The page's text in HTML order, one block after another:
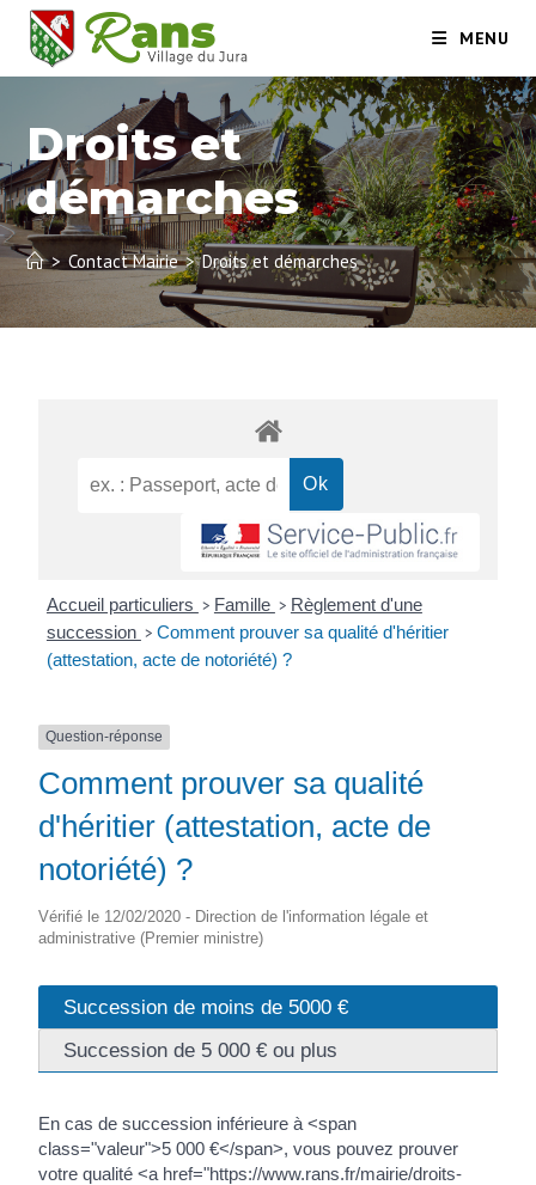
MENU
Droits et
démarches
> Contact Mairie > Droits et démarches
Accueil particuliers > Famille > Règlement d'une
succession > Comment prouver sa qualité d'héritier
(attestation, acte de notoriété) ?
Question-réponse
Comment prouver sa qualité
d'héritier (attestation, acte de
notoriété) ?
Vérifié le 12/02/2020 - Direction de l'information légale et
administrative (Premier ministre)
Succession de moins de 5000 €
Succession de 5 000 € ou plus
En cas de succession inférieure à <span
class="valeur">5 000 €</span>, vous pouvez prouver
votre qualité <a href="https://www.rans.fr/mairie/droits-